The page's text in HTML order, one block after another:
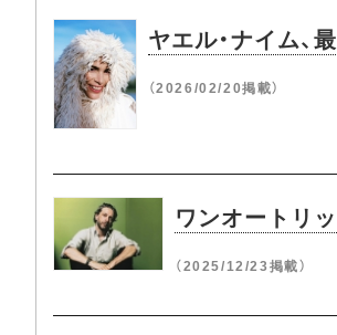
ヤエル・ナイム、
（2026/02/20掲載）
ワンオートリ
（2025/12/23掲載）